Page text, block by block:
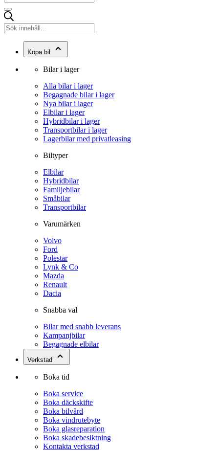
Köpa bil
Bilar i lager
Alla bilar i lager
Begagnade bilar i lager
Nya bilar i lager
Elbilar i lager
Hybridbilar i lager
Transportbilar i lager
Lagerbilar med privatleasing
Biltyper
Elbilar
Hybridbilar
Familjebilar
Småbilar
Transportbilar
Varumärken
Volvo
Ford
Polestar
Lynk & Co
Mazda
Renault
Dacia
Snabba val
Bilar med snabb leverans
Kampanjbilar
Begagnade elbilar
Verkstad
Boka tid
Boka service
Boka däckskifte
Boka bilvård
Boka vindrutebyte
Boka glasreparation
Boka skadebesiktning
Kontakta verkstad